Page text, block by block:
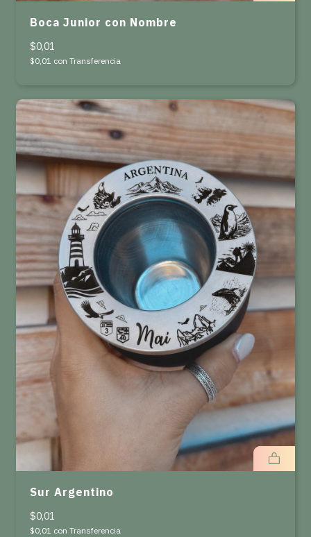
Boca Junior con Nombre
$0,01
$0,01 con Transferencia
Sur Argentino
$0,01
$0,01 con Transferencia